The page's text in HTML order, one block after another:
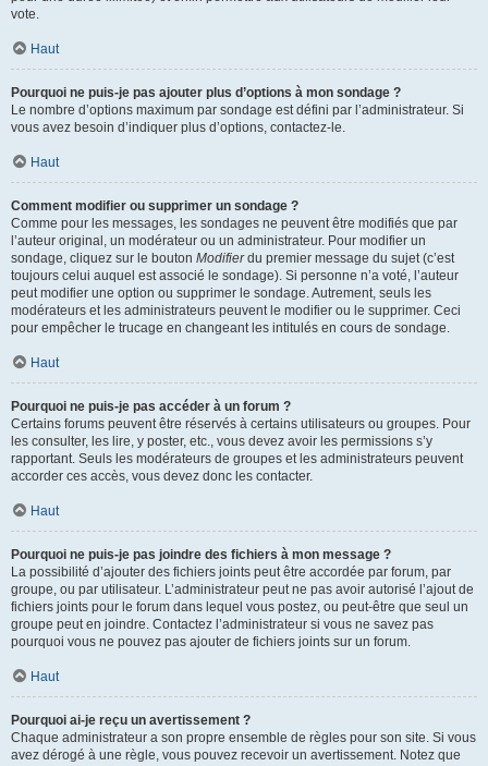
vote.
Haut
Pourquoi ne puis-je pas ajouter plus d’options à mon sondage ?
Le nombre d’options maximum par sondage est défini par l’administrateur. Si
vous avez besoin d’indiquer plus d’options, contactez-le.
Haut
Comment modifier ou supprimer un sondage ?
Comme pour les messages, les sondages ne peuvent être modifiés que par
l’auteur original, un modérateur ou un administrateur. Pour modifier un
sondage, cliquez sur le bouton Modifierdu premier message du sujet (c’est
toujours celui auquel est associé le sondage). Si personne n’a voté, l’auteur
peut modifier une option ou supprimer le sondage. Autrement, seuls les
modérateurs et les administrateurs peuvent le modifier ou le supprimer. Ceci
pour empêcher le trucage en changeant les intitulés en cours de sondage.
Haut
Pourquoi ne puis-je pas accéder à un forum ?
Certains forums peuvent être réservés à certains utilisateurs ou groupes. Pour
les consulter, les lire, y poster, etc., vous devez avoir les permissions s’y
rapportant. Seuls les modérateurs de groupes et les administrateurs peuvent
accorder ces accès, vous devez donc les contacter.
Haut
Pourquoi ne puis-je pas joindre des fichiers à mon message ?
La possibilité d’ajouter des fichiers joints peut être accordée par forum, par
groupe, ou par utilisateur. L’administrateur peut ne pas avoir autorisé l’ajout de
fichiers joints pour le forum dans lequel vous postez, ou peut-être que seul un
groupe peut en joindre. Contactez l’administrateur si vous ne savez pas
pourquoi vous ne pouvez pas ajouter de fichiers joints sur un forum.
Haut
Pourquoi ai-je reçu un avertissement ?
Chaque administrateur a son propre ensemble de règles pour son site. Si vous
avez dérogé à une règle, vous pouvez recevoir un avertissement. Notez que